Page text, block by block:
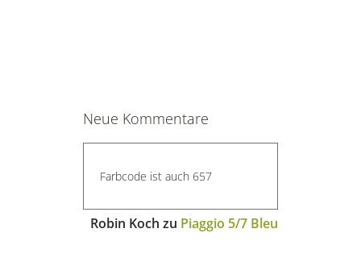
Neue Kommentare
Farbcode ist auch 657
Robin Koch zu Piaggio 5/7 Bleu